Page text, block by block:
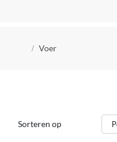
Kruimelpad
Voer
Sorteren op